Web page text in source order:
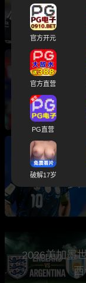
入选世
2026世界杯
世界杯半决
步
2026美加墨
官方开元
官方直营
PG直营
破解17岁